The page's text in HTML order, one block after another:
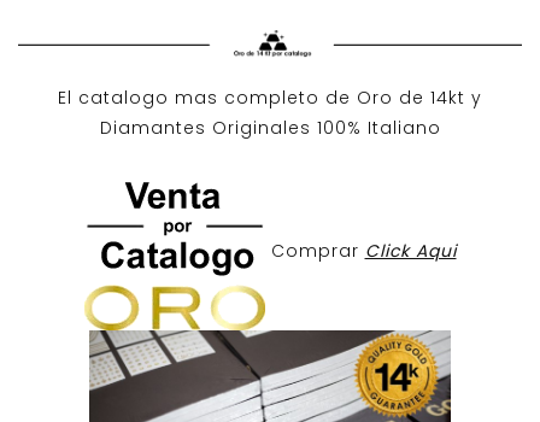
El catalogo mas completo de Oro de 14kt y
Diamantes Originales 100% Italiano
Comprar Click Aqui